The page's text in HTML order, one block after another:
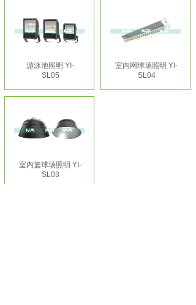
游泳池照明 YI-
SL05
室内网球场照明 YI-
SL04
室内篮球场照明 YI-
SL03